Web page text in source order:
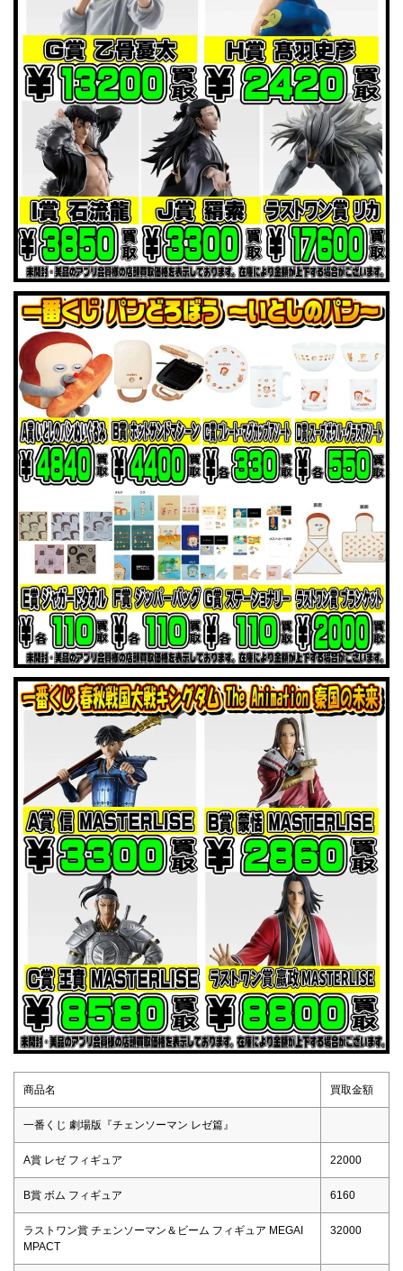
商品名 買取金額
一番くじ 劇場版『チェンソーマン レゼ篇』
A賞 レゼ フィギュア 22000
B賞 ボム フィギュア 6160
ラストワン賞 チェンソーマン＆ビーム フィギュア MEGAI
MPACT
32000